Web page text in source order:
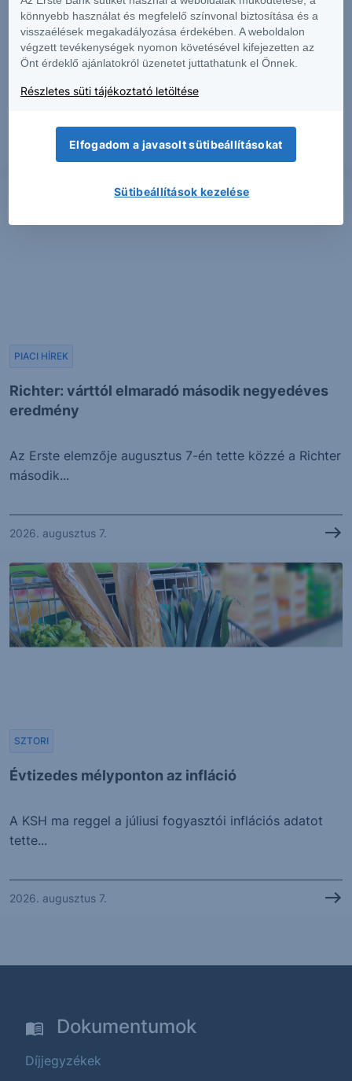
Erős lett a MOL második negyedéve
PIACI HÍREK
2026. augusztus 7.
Richter: várttól elmaradó második negyedéves
eredmény
PIACI HÍREK
Az Erste elemzője augusztus 7-én tette közzé a Richter
második...
2026. augusztus 7.
Évtizedes mélyponton az infláció
SZTORI
A KSH ma reggel a júliusi fogyasztói inflációs adatot
tette...
2026. augusztus 7.
Dokumentumok
Díjjegyzékek
könnyebb használat és megfelelő színvonal biztosítása és a
visszaélések megakadályozása érdekében. A weboldalon
végzett tevékenységek nyomon követésével kifejezetten az
Önt érdeklő ajánlatokról üzenetet juttathatunk el Önnek.
Részletes süti tájékoztató letöltése
Elfogadom a javasolt sütibeállításokat
Sütibeállítások kezelése